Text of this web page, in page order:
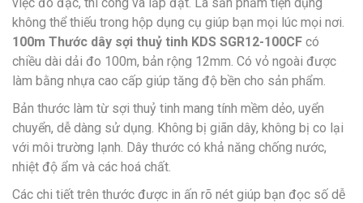
không thể thiếu trong hộp dụng cụ giúp bạn mọi lúc mọi nơi.
100m Thước dây sợi thuỷ tinh KDS SGR12-100CF có
chiều dài dải đo 100m, bản rộng 12mm. Có vỏ ngoài được
làm bằng nhựa cao cấp giúp tăng độ bền cho sản phẩm.
Bản thước làm từ sợi thuỷ tinh mang tính mềm dẻo, uyển
chuyển, dễ dàng sử dụng. Không bị giãn dây, không bị co lại
với môi trường lạnh. Dây thước có khả năng chống nước,
nhiệt độ ẩm và các hoá chất.
Các chi tiết trên thước được in ấn rõ nét giúp bạn đọc số dễ